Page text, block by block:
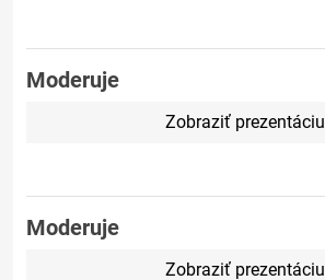
Moderuje
Zobraziť prezentáciu
Moderuje
Zobraziť prezentáciu